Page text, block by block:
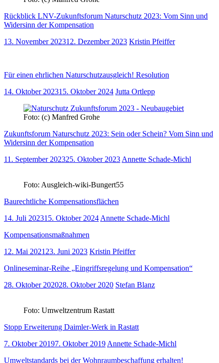
Rückblick LNV-Zukunftsforum Naturschutz 2023: Vom Sinn und
Widersinn der Kompensation
13. November 202312. Dezember 2023 Kristin Pfeiffer
Für einen ehrlichen Naturschutzausgleich! Resolution
14. Oktober 202315. Oktober 2024 Jutta Ortlepp
Foto: (c) Manfred Grohe
Zukunftsforum Naturschutz 2023: Sein oder Schein? Vom Sinn und
Widersinn der Kompensation
11. September 202325. Oktober 2023 Annette Schade-Michl
Foto: Ausgleich-wiki-Bungert55
Baurechtliche Kompensationsflächen
14. Juli 202315. Oktober 2024 Annette Schade-Michl
Kompensationsmaßnahmen
12. Mai 2021 23. Juni 2023 Kristin Pfeiffer
Onlineseminar-Reihe „Eingriffsregelung und Kompensation“
28. Oktober 202028. Oktober 2020 Stefan Blanz
Foto: Umweltzentrum Rastatt
Stopp Erweiterung Daimler-Werk in Rastatt
7. Oktober 20197. Oktober 2019 Annette Schade-Michl
Umweltstandards bei der Wohnraumbeschaffung erhalten!